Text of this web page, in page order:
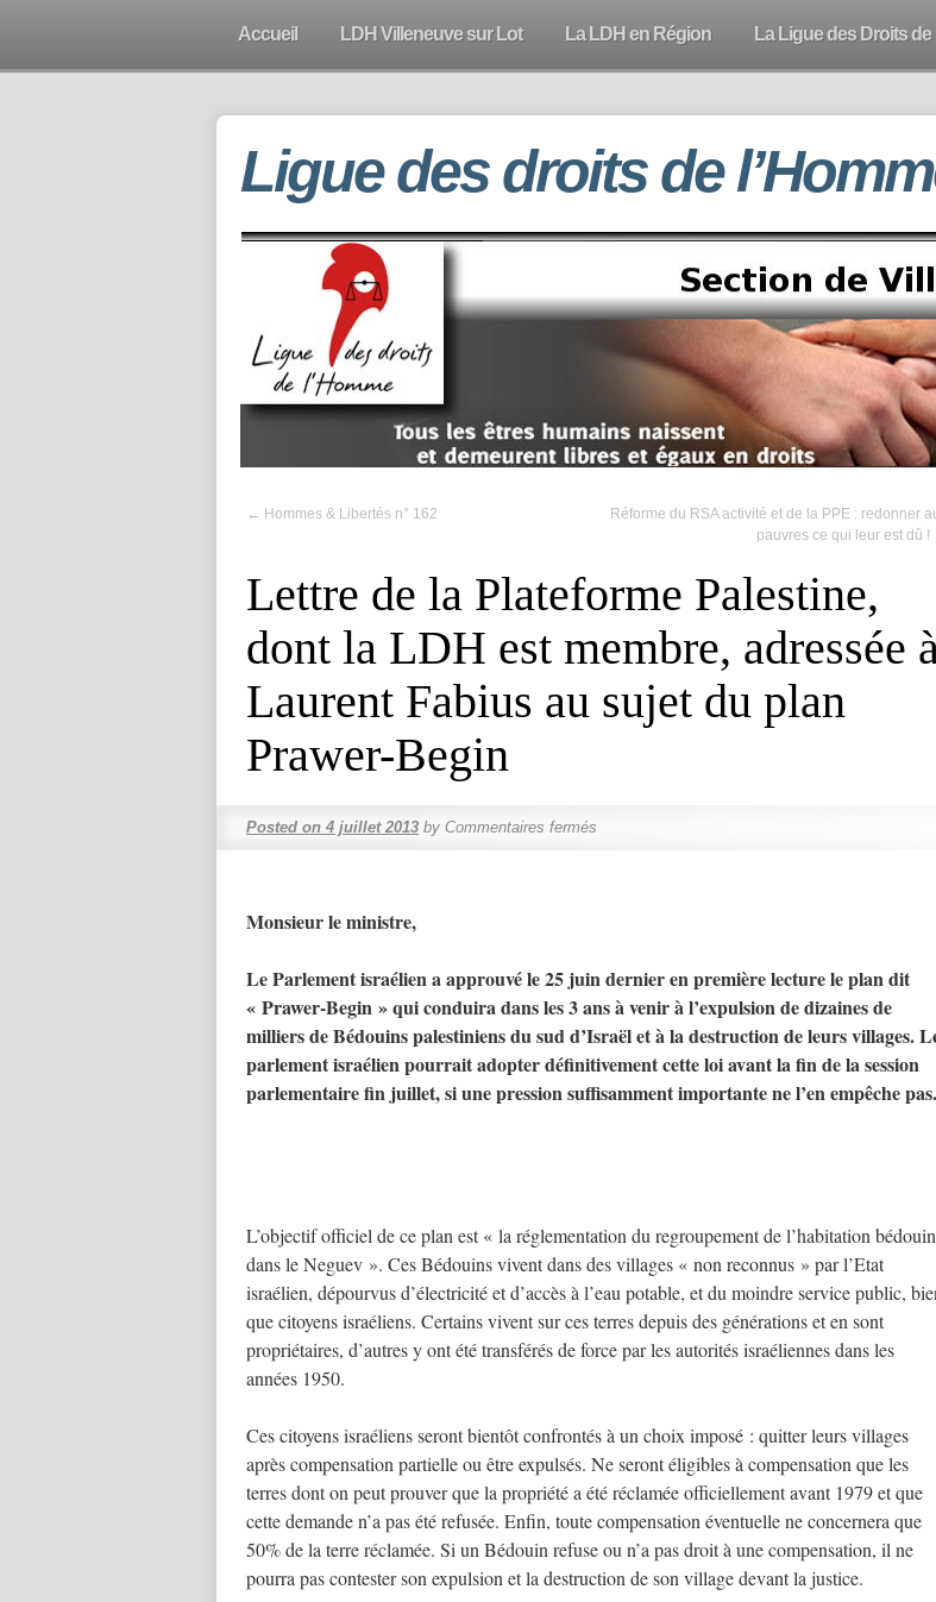
Accueil LDH Villeneuve sur Lot La LDH en Région La Ligue des Droits de
Ligue des droits de
← Hommes & Libertés n° 162
Réforme du RSA activité et de la PPE : redonner
pauvres ce qui leur est dû !
Lettre de la Plateforme Palestine,
dont la LDH est membre, adressée
Laurent Fabius au sujet du plan
Prawer-Begin
Posted on 4 juillet 2013 by Commentaires fermés
Monsieur le ministre,
Le Parlement israélien a approuvé le 25 juin dernier en première lecture le plan dit
« Prawer-Begin » qui conduira dans les 3 ans à venir à l’expulsion de dizaines de
milliers de Bédouins palestiniens du sud d’Israël et à la destruction de leurs villages.
parlement israélien pourrait adopter définitivement cette loi avant la fin de la session
parlementaire fin juillet, si une pression suffisamment importante ne l’en empêche pas.
L’objectif officiel de ce plan est « la réglementation du regroupement de l’habitation
dans le Neguev ». Ces Bédouins vivent dans des villages « non reconnus » par l’Etat
israélien, dépourvus d’électricité et d’accès à l’eau potable, et du moindre service public,
que citoyens israéliens. Certains vivent sur ces terres depuis des générations et en sont
propriétaires, d’autres y ont été transférés de force par les autorités israéliennes dans les
années 1950.
Ces citoyens israéliens seront bientôt confrontés à un choix imposé : quitter leurs villages
après compensation partielle ou être expulsés. Ne seront éligibles à compensation que les
terres dont on peut prouver que la propriété a été réclamée officiellement avant 1979 et que
cette demande n’a pas été refusée. Enfin, toute compensation éventuelle ne concernera que
50% de la terre réclamée. Si un Bédouin refuse ou n’a pas droit à une compensation, il ne
pourra pas contester son expulsion et la destruction de son village devant la justice.